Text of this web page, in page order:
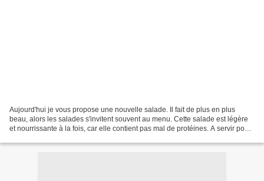
Aujourd'hui je vous propose une nouvelle salade. Il fait de plus en plus
beau, alors les salades s'invitent souvent au menu. Cette salade est légère
et nourrissante à la fois, car elle contient pas mal de protéines. A servir pour